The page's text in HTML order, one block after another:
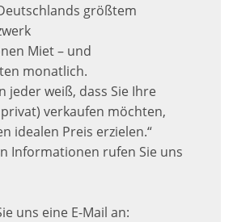
größtem
Miet – und
monatlich.
jeder weiß, dass Sie Ihre
verkaufen möchten,
idealen Preis erzielen.“
Informationen rufen Sie uns
uns eine E-Mail an: